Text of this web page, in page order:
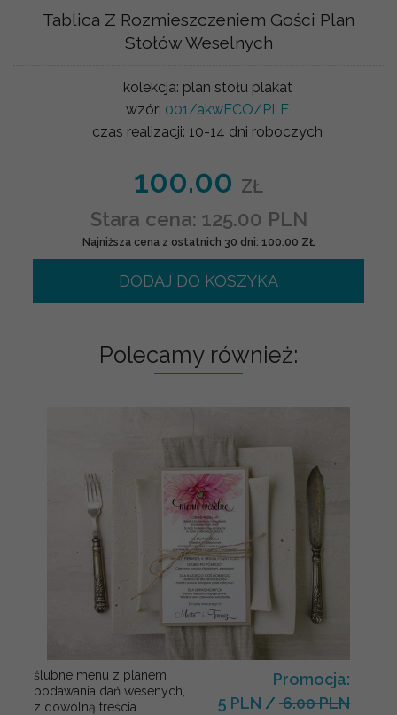
Tablica Z Rozmieszczeniem Gości Plan
Stołów Weselnych
kolekcja: plan stołu plakat
wzór: 001/akwECO/PLE
czas realizacji: 10-14 dni roboczych
100.00 ZŁ
Stara cena: 125.00 PLN
Najniższa cena z ostatnich 30 dni: 100.00 ZŁ
DODAJ DO KOSZYKA
Polecamy również:
ślubne menu z planem
podawania dań wesenych,
z dowolną treścia
Promocja:
5 PLN / 6.00 PLN